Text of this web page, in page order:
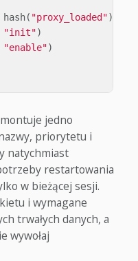
hash( "proxy_loaded")
"init")
"enable")
montuje jedno
priorytetu i
natychmiast
restartowania
w bieżącej sesji.
i wymagane
trwałych danych, a
wywołaj